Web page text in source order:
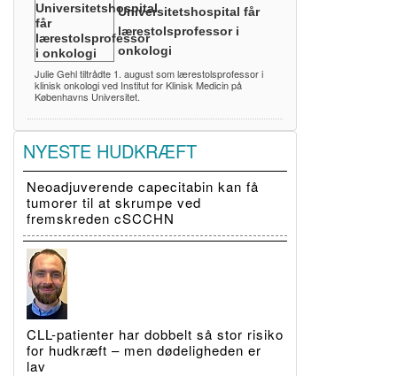
Universitetshospital får
lærestolsprofessor i
onkologi
Julie Gehl tiltrådte 1. august som lærestolsprofessor i
klinisk onkologi ved Institut for Klinisk Medicin på
Københavns Universitet.
NYESTE HUDKRÆFT
Neoadjuverende capecitabin kan få
tumorer til at skrumpe ved
fremskreden cSCCHN
CLL-patienter har dobbelt så stor risiko
for hudkræft – men dødeligheden er
lav